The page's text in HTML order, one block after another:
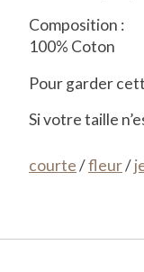
Composition :
100% Coton
Pour garder
Si votre taille
courte/fleur/